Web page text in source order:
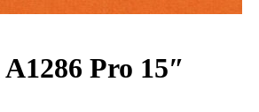
Pro 15″